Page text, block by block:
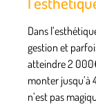
Dans
gestion et
atteindre 2
monter jusqu’à
n’est pas